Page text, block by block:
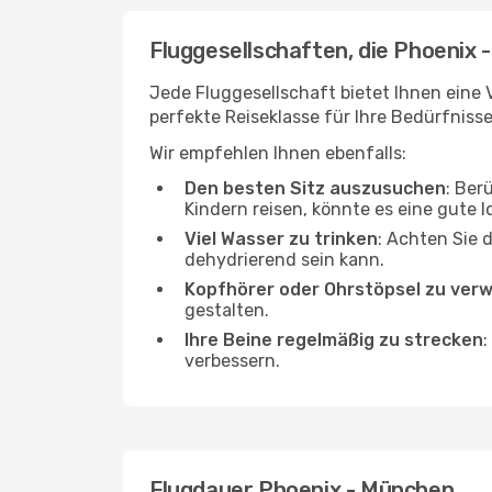
Fluggesellschaften, die Phoenix
Jede Fluggesellschaft bietet Ihnen eine
perfekte Reiseklasse für Ihre
Wir empfehlen Ihnen ebenfalls:
Den besten Sitz auszusuchen:
Kindern reisen, könnte es eine gute
Viel Wasser zu trinken: Achten Sie
dehydrierend sein kann.
Kopfhörer oder Ohrstöpsel zu
gestalten.
Ihre Beine regelmäßig zu strecken
verbessern.